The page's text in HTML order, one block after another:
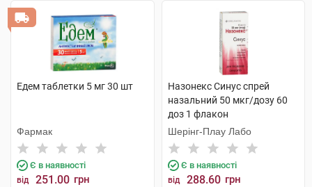
Едем таблетки 5 мг 30 шт
Фармак
Є в наявності
від 251.00 грн
Назонекс Синус спрей
назальний 50 мкг/дозу 60
доз 1 флакон
Шерінг-Плау Лабо
Є в наявності
від 288.60 грн